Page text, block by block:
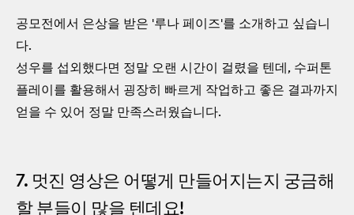
공모전에서 은상을 받은 '루나 페이즈'를 소개하고 싶습니
다.
성우를 섭외했다면 정말 오랜 시간이 걸렸을 텐데, 수퍼톤
플레이를 활용해서 굉장히 빠르게 작업하고 좋은 결과까지
얻을 수 있어 정말 만족스러웠습니다.
7. 멋진 영상은 어떻게 만들어지는지 궁금해
할 분들이 많을 텐데요!